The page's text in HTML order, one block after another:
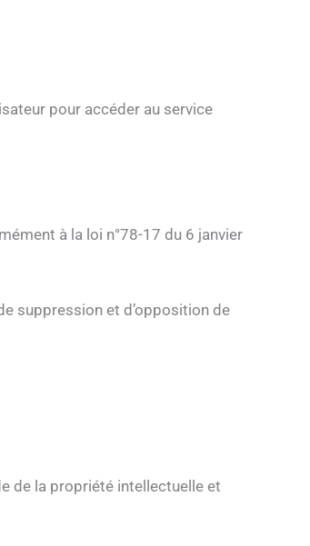
pour accéder au service
à la loi n°78-17 du 6 janvier
suppression et d’opposition de
de la propriété intellectuelle et